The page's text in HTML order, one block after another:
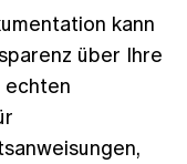
kann
über Ihre
echten